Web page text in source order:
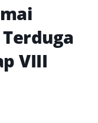
VIII